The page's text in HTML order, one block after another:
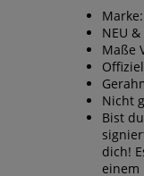
Marke:
NEU &
‎Maße
Nicht
Bist
dich!
einem